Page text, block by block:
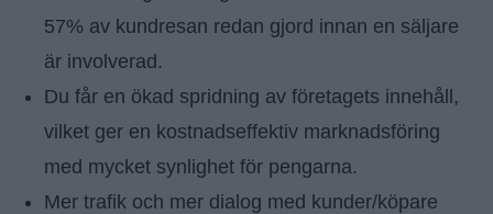
57% av kundresan redan gjord innan en säljare
är involverad.
Du får en ökad spridning av företagets innehåll,
vilket ger en kostnadseffektiv marknadsföring
med mycket synlighet för pengarna.
Mer trafik och mer dialog med kunder/köpare